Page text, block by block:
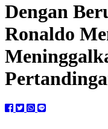
Dengan
Ronaldo